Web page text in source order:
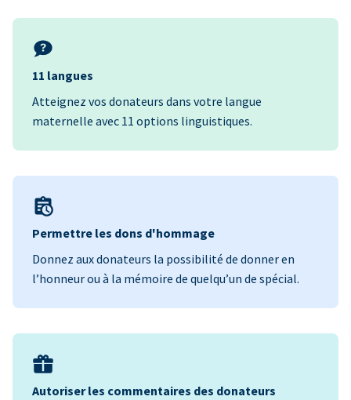
11 langues
Atteignez vos donateurs dans votre langue
maternelle avec 11 options linguistiques.
Permettre les dons d'hommage
Donnez aux donateurs la possibilité de donner en
l’honneur ou à la mémoire de quelqu’un de spécial.
Autoriser les commentaires des donateurs